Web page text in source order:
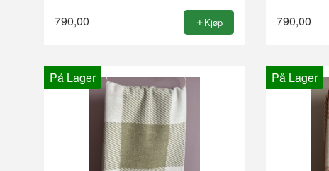
790,00 Kjøp 790,00
På Lager På Lager